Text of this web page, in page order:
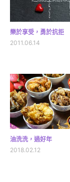
樂於享受，勇於抗拒
2011.06.14
油洗洗，過好年
2018.02.12